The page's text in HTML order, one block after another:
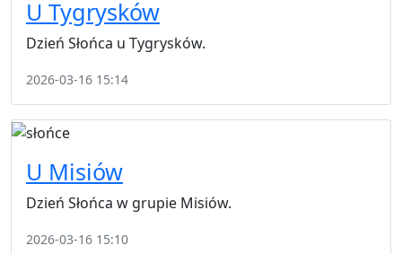
U Tygrysków
Dzień Słońca u Tygrysków.
2026-03-16 15:14
U Misiów
Dzień Słońca w grupie Misiów.
2026-03-16 15:10